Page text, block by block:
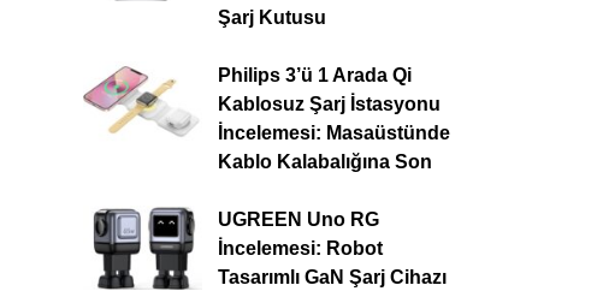
Şarj Kutusu
Philips 3’ü 1 Arada Qi
Kablosuz Şarj İstasyonu
İncelemesi: Masaüstünde
Kablo Kalabalığına Son
UGREEN Uno RG
İncelemesi: Robot
Tasarımlı GaN Şarj Cihazı